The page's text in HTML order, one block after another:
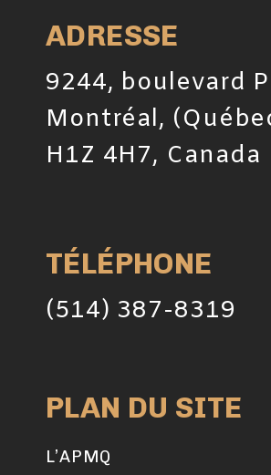
ADRESSE
9244, boulevard
Montréal,
H1Z 4H7, Canada
TÉLÉPHONE
(514) 387-8319
PLAN DU SITE
L’APMQ